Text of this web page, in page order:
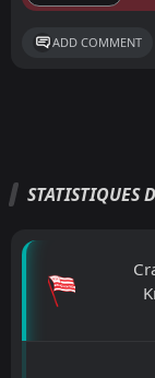
ADD COMMENT
STATISTIQUES